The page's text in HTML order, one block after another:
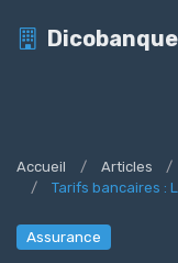
Dicobanque
Accueil Articles
Tarifs bancaires :
Assurance